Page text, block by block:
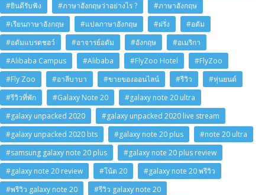
#ยินดีรับฟัง
#ภาษาอังกฤษว่าอย่างไร ?
#ภาษาอังกฤษ
#เรียนภาษาอังกฤษ
#แปลภาษาอังกฤษ #ฝรั่ง
#อดัม
#อดัมแบรดชอว์
#อาจารย์อดัม #อังกฤษ
#อเมริกา
#Alibaba Campus
#Alibaba #FlyZoo Hotel
#FlyZoo
#Fly Zoo
#อาลีบาบา #ขายของออนไลน์ #รีวิว
#หุ่นยนต์
#รีวิวที่พัก
#Galaxy Note 20
#galaxy note 20 ultra
#galaxy unpacked 2020
#galaxy unpacked 2020 live stream
#galaxy unpacked 2020 bts
#galaxy note 20 plus
#note 20 ultra
#samsung galaxy note 20 plus
#galaxy note 20 plus review
#galaxy note 20 review
#โน้ต 20
#galaxy note 20 พรีวิว
#พรีวิว galaxy note 20
#รีวิว galaxy note 20